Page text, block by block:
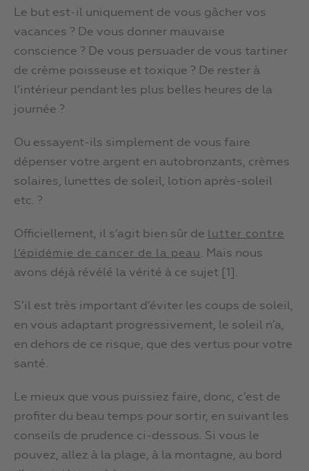
Le but est-il uniquement de vous gâcher vos
vacances ? De vous donner mauvaise
conscience ? De vous persuader de vous tartiner
de crème poisseuse et toxique ? De rester à
l’intérieur pendant les plus belles heures de la
journée ?
Ou essayent-ils simplement de vous faire
dépenser votre argent en autobronzants, crèmes
solaires, lunettes de soleil, lotion après-soleil
etc. ?
Officiellement, il s’agit bien sûr de lutter contre
l’épidémie de cancer de la peau . Mais nous
avons déjà révélé la vérité à ce sujet [1].
S’il est très important d’éviter les coups de soleil,
en vous adaptant progressivement, le soleil n’a,
en dehors de ce risque, que des vertus pour votre
santé.
Le mieux que vous puissiez faire, donc, c’est de
profiter du beau temps pour sortir, en suivant les
conseils de prudence ci-dessous. Si vous le
pouvez, allez à la plage, à la montagne, au bord